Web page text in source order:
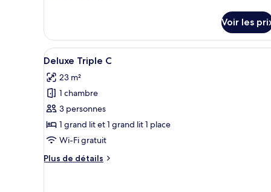
le
type
de
Chambre
Double
Standard
Voir les
Afficher
toutes
les
photos
pour
ce
type
chambre :
Une chambre d’hôtel avec
12
Deluxe Triple C
23 m²
1 chambre
3 personnes
1 grand lit et 1 grand lit 1 place
Wi-Fi gratuit
Plus de détails
Plus